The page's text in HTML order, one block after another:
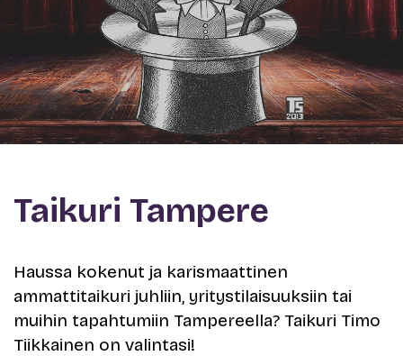
Taikuri Tampere
Haussa kokenut ja karismaattinen
ammattitaikuri juhliin, yritystilaisuuksiin tai
muihin tapahtumiin Tampereella? Taikuri Timo
Tiikkainen on valintasi!